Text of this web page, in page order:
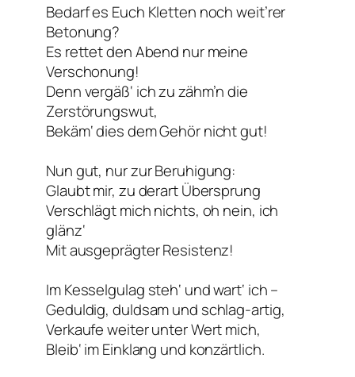
Bedarf es Euch Kletten noch weit’rer
Betonung?
Es rettet den Abend nur meine
Verschonung!
Denn vergäß‘ ich zu zähm’n die
Zerstörungswut,
Bekäm‘ dies dem Gehör nicht gut!
Nun gut, nur zur Beruhigung:
Glaubt mir, zu derart Übersprung
Verschlägt mich nichts, oh nein, ich
glänz‘
Mit ausgeprägter Resistenz!
Im Kesselgulag steh‘ und wart‘ ich –
Geduldig, duldsam und schlag-artig,
Verkaufe weiter unter Wert mich,
Bleib‘ im Einklang und konzärtlich.